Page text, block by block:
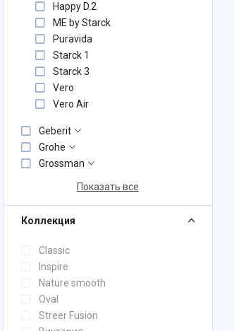
Happy D.2
ME by Starck
Puravida
Starck 1
Starck 3
Vero
Vero Air
Geberit
Grohe
Grossman
Показать все
Коллекция
Classic
Inspire
Nature smooth
Oval
Streer Fusion